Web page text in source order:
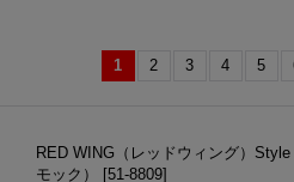
1 2 3 4 5
RED WING（レッドウィング）
モック）
[51-8809]